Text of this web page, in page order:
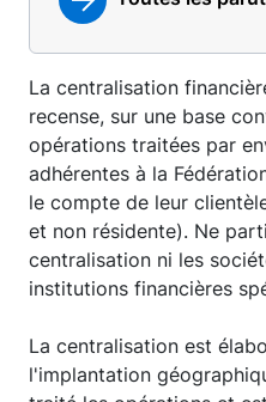
La centralisation
recense, sur une base
opérations traitées par
adhérentes à la
le compte de leur
et non résidente). Ne
centralisation ni les
institutions financières
La centralisation est
l'implantation